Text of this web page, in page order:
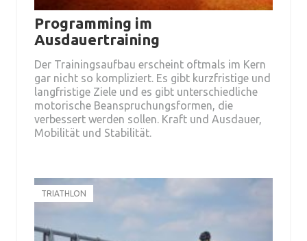
Programming im
Ausdauertraining
Der Trainingsaufbau erscheint oftmals im Kern
gar nicht so kompliziert. Es gibt kurzfristige und
langfristige Ziele und es gibt unterschiedliche
motorische Beanspruchungsformen, die
verbessert werden sollen. Kraft und Ausdauer,
Mobilität und Stabilität.
TRIATHLON